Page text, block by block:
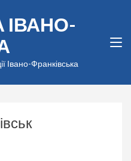
ІВАНО-
Івано-Франківська